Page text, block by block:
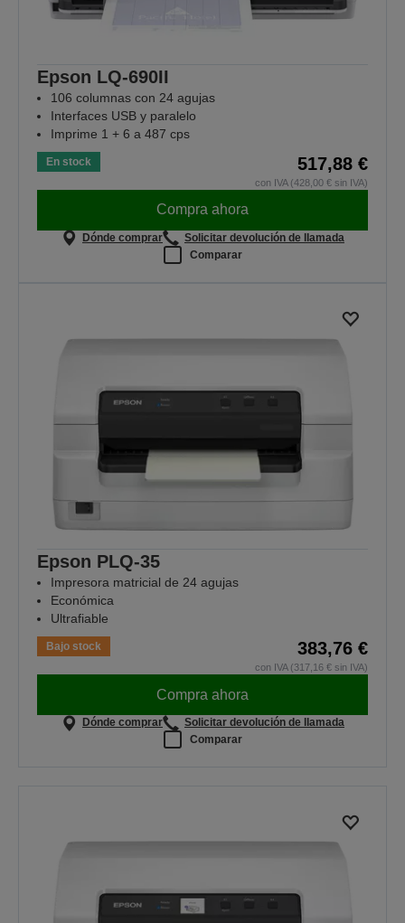
Epson LQ-690II
106 columnas con 24 agujas
Interfaces USB y paralelo
Imprime 1 + 6 a 487 cps
En stock 517,88 €
con IVA (428,00 € sin IVA)
Compra ahora
Dónde comprar
Solicitar devolución de llamada
Comparar
Epson PLQ-35
Impresora matricial de 24 agujas
Económica
Ultrafiable
Bajo stock 383,76 €
con IVA (317,16 € sin IVA)
Compra ahora
Dónde comprar
Solicitar devolución de llamada
Comparar